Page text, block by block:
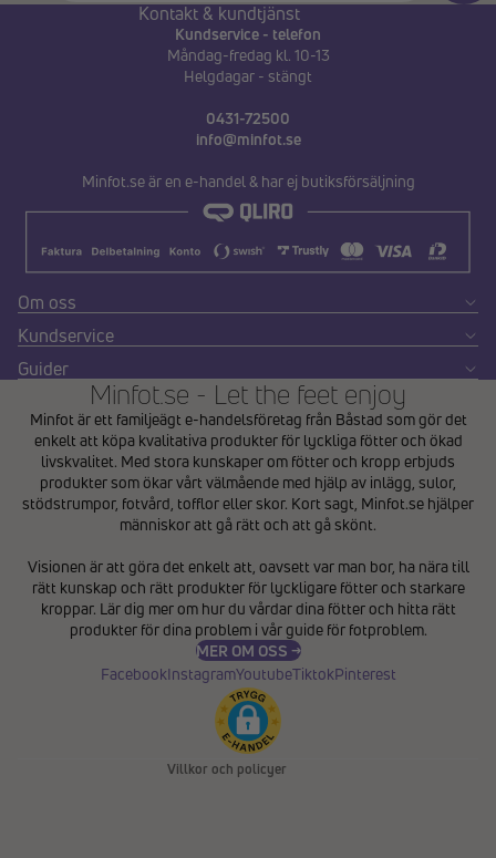
Kontakt & kundtjänst
Kundservice - telefon
Måndag-fredag kl. 10-13
Helgdagar - stängt
0431-72500
info@minfot.se
Minfot.se är en e-handel & har ej butiksförsäljning
Om oss
Kundservice
Guider
Minfot.se - Let the feet enjoy
Minfot är ett familjeägt e-handelsföretag från Båstad som gör det
enkelt att köpa kvalitativa produkter för lyckliga fötter och ökad
livskvalitet. Med stora kunskaper om fötter och kropp erbjuds
produkter som ökar vårt välmående med hjälp av inlägg, sulor,
stödstrumpor, fotvård, tofflor eller skor. Kort sagt, Minfot.se hjälper
människor att gå rätt och att gå skönt.
Visionen är att göra det enkelt att, oavsett var man bor, ha nära till
rätt kunskap och rätt produkter för lyckligare fötter och starkare
kroppar. Lär dig mer om hur du vårdar dina fötter och hitta rätt
produkter för dina problem i vårguide för fotproblem.
MER OM OSS →
FacebookInstagramYoutubeTiktokPinterest
Villkor och policyer
Återbetalningspolicy
Användarvillkor
Fraktpolicy
Kontaktinformation
Avbeställningspolicy
Rättsligt meddelande